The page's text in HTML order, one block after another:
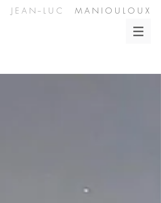
J E A N -- L U C M A N I O U L O U X